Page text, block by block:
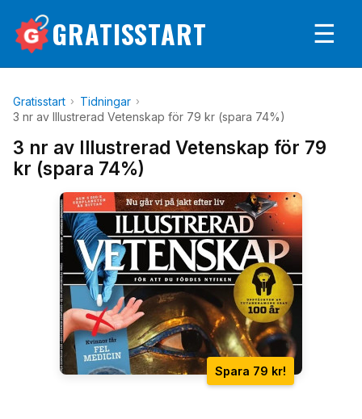
GRATISSTART ☰
Gratisstart
Tidningar
3 nr av Illustrerad Vetenskap för 79 kr (spara 74%)
3 nr av Illustrerad Vetenskap för 79
kr (spara 74%)
Spara 79 kr!